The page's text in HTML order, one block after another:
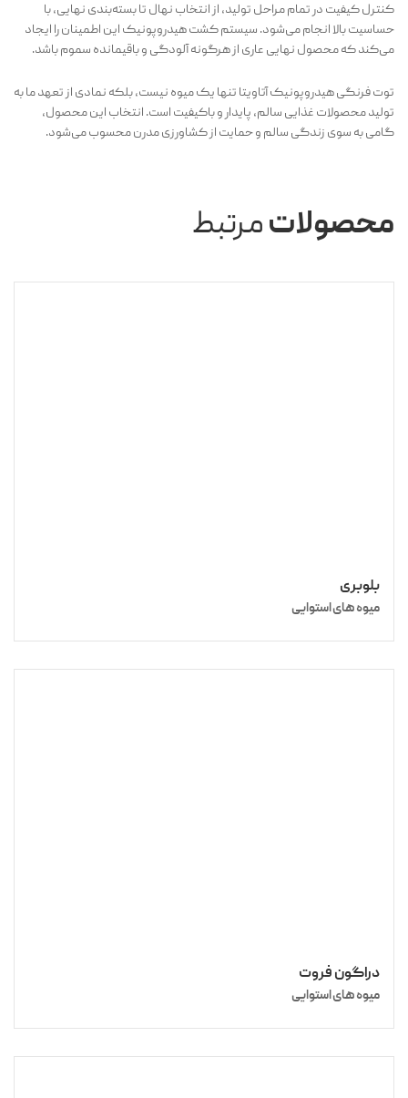
کنترل کیفیت در تمام مراحل تولید، از انتخاب نهال تا بسته‌بندی نهایی، با
حساسیت بالا انجام می‌شود. سیستم کشت هیدروپونیک این اطمینان را ایجاد
می‌کند که محصول نهایی عاری از هرگونه آلودگی و باقیمانده سموم باشد.
توت فرنگی هیدروپونیک آتاویتا تنها یک میوه نیست، بلکه نمادی از تعهد ما به
تولید محصولات غذایی سالم، پایدار و باکیفیت است. انتخاب این محصول،
گامی به سوی زندگی سالم و حمایت از کشاورزی مدرن محسوب می‌شود.
محصولاتمرتبط
بلوبری
میوه‌ های استوایی
دراگون فروت
میوه‌ های استوایی